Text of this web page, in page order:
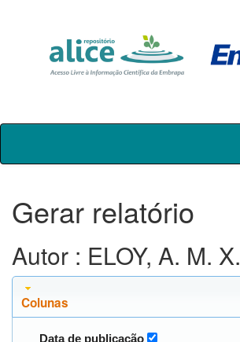
Skip
Gerar relatório
Autor : ELOY, A. M. X.
Colunas
Data de publicação